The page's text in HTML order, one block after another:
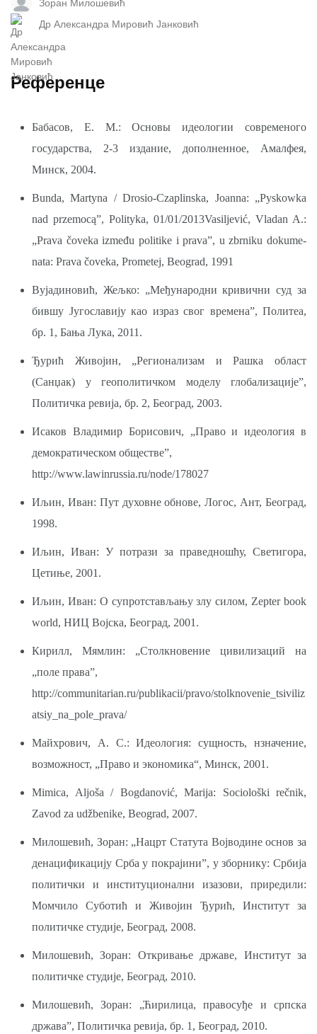
Др Александра Мировић Јанковић
Референце
Бабасов, Е. М.: Основы идеологии современого
государства, 2-3 издание, до­полненное, Амалфея,
Минск, 2004.
Bunda, Martyna / Drosio-Czaplinska, Joanna: „Pyskowka
nad przemocą”, Polityka, 01/01/2013Vasiljević, Vladan A.:
„Prava čoveka između politike i prava”, u zbrniku dokume­
nata: Prava čoveka, Prometej, Beograd, 1991
Вујадиновић, Жељко: „Међународни кривични суд за
бившу Југославију као израз свог времена”, Политеа,
бр. 1, Бања Лука, 2011.
Ђурић Живојин, „Регионализам и Рашка област
(Санџак) у геополитичком моделу глобализације”,
Политичка ревија, бр. 2, Београд, 2003.
Исаков Владимир Борисович, „Право и идеология в
демократическом обществе”,
http://www.lawinrussia.ru/node/178027
Иљин, Иван: Пут духовне обнове, Логос, Ант, Београд,
1998.
Иљин, Иван: У потрази за праведношћу, Светигора,
Цетиње, 2001.
Иљин, Иван: О супротстављању злу силом, Zepter book
world, НИЦ Војска, Београд, 2001.
Кирилл, Мямлин: „Столкновение цивилизаций на
„поле права”,
http://communitarian.ru/publikacii/pravo/stolknovenie_tsiviliz
atsiy_na_pole_prava/
Майхрович, А. С.: Идеология: сущность, нзначение,
возможност, „Право и экономика“, Минск, 2001.
Mimica, Aljoša / Bogdanović, Marija: Sociološki rečnik,
Zavod za udžbenike, Beo­grad, 2007.
Милошевић, Зоран: „Нацрт Статута Војводине основ за
денацификацију Срба у покрајини”, у зборнику: Србија
политички и институционални изазови, приредили:
Момчило Суботић и Живојин Ђурић, Институт за
политичке студије, Београд, 2008.
Милошевић, Зоран: Откривање државе, Институт за
политичке студије, Београд, 2010.
Милошевић, Зоран: „Ћирилица, правосуђе и српска
држава”, Политичка ревија, бр. 1, Београд, 2010.